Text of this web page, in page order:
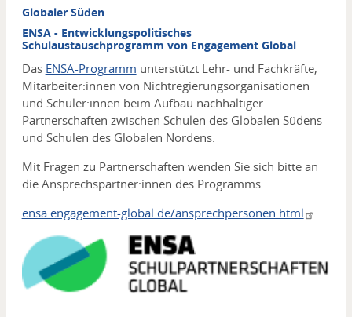
Globaler Süden
ENSA - Entwicklungspolitisches
Schulaustauschprogramm von Engagement Global
Das ENSA-Programm unterstützt Lehr- und Fachkräfte,
Mitarbeiter:innen von Nichtregierungsorganisationen
und Schüler:innen beim Aufbau nachhaltiger
Partnerschaften zwischen Schulen des Globalen Südens
und Schulen des Globalen Nordens.
Mit Fragen zu Partnerschaften wenden Sie sich bitte an
die Ansprechspartner:innen des Programms
ensa.engagement-global.de/ansprechpersonen.html
Media